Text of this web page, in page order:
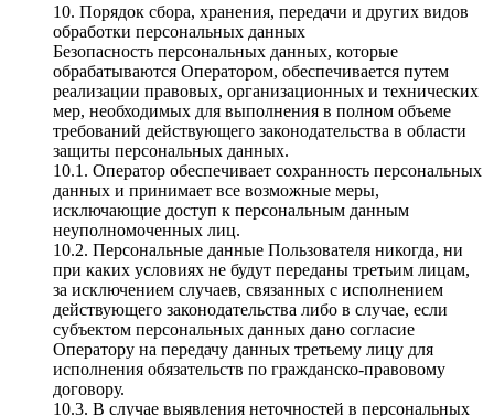
10. Порядок сбора, хранения, передачи и других видов
обработки персональных данных
Безопасность персональных данных, которые
обрабатываются Оператором, обеспечивается путем
реализации правовых, организационных и технических
мер, необходимых для выполнения в полном объеме
требований действующего законодательства в области
защиты персональных данных.
10.1. Оператор обеспечивает сохранность персональных
данных и принимает все возможные меры,
исключающие доступ к персональным данным
неуполномоченных лиц.
10.2. Персональные данные Пользователя никогда, ни
при каких условиях не будут переданы третьим лицам,
за исключением случаев, связанных с исполнением
действующего законодательства либо в случае, если
субъектом персональных данных дано согласие
Оператору на передачу данных третьему лицу для
исполнения обязательств по гражданско-правовому
договору.
10.3. В случае выявления неточностей в персональных